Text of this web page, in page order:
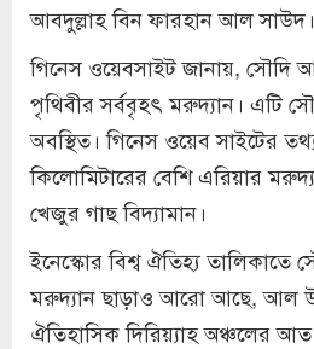
আবদুল্লাহ বিন ফারহান আল সাউদ।
গিনেস ওয়েবসাইট জানায়,
পৃথিবীর সর্ববৃহৎ মরুদ্যান। এটি
অবস্থিত। গিনেস ওয়েব সাইটের
কিলোমিটারের বেশি এরিয়ার
খেজুর গাছ বিদ্যামান।
ইনেস্কোর বিশ্ব ঐতিহ্য
মরুদ্যান ছাড়াও আরো আছে, আল
ঐতিহাসিক দিরিয়্যাহ অঞ্চলের